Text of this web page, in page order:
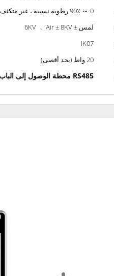
0 ～ 90٪ رطوبة نسبية ، غير متكثف
لمس ± 6KV ， Air ± 8KV
IK07
20 واط (بحد أقصى)
RS485 محطة الوصول إلى الباب